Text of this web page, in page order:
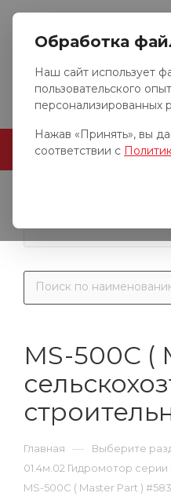
ГЛАВНАЯ
MS-500C (
Главная — Выберите
01.4м.02 Гидромотор
MS-500C ( Master Part )
Обработка
Наш сайт использует
пользовательского
персонализированных
Нажав «Принять», вы
соответствии с